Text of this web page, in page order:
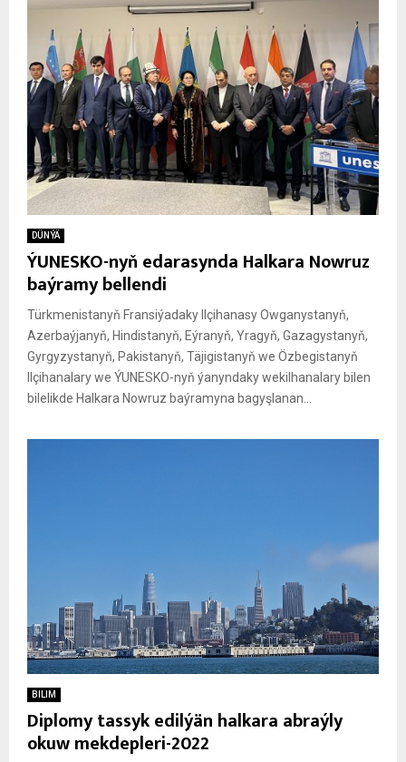
DÜNÝÄ
ÝUNESKO-nyň edarasynda Halkara Nowruz
baýramy bellendi
Türkmenistanyň Fransiýadaky Ilçihanasy Owganystanyň,
Azerbaýjanyň, Hindistanyň, Eýranyň, Yragyň, Gazagystanyň,
Gyrgyzystanyň, Pakistanyň, Täjigistanyň we Özbegistanyň
Ilçihanalary we ÝUNESKO-nyň ýanyndaky wekilhanalary bilen
bilelikde Halkara Nowruz baýramyna bagyşlanan...
BILIM
Diplomy tassyk edilýän halkara abraýly
okuw mekdepleri-2022